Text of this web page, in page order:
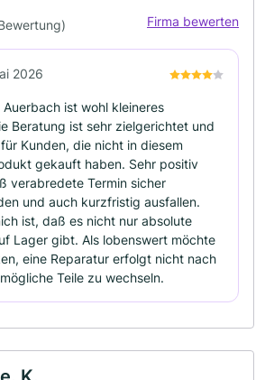
Firma bewerten
2026
ist wohl kleineres
Beratung ist sehr zielgerichtet und
Kunden, die nicht in diesem
gekauft haben. Sehr positiv
verabredete Termin sicher
und auch kurzfristig ausfallen.
ist, daß es nicht nur absolute
Lager gibt. Als lobenswert möchte
eine Reparatur erfolgt nicht nach
Teile zu wechseln.